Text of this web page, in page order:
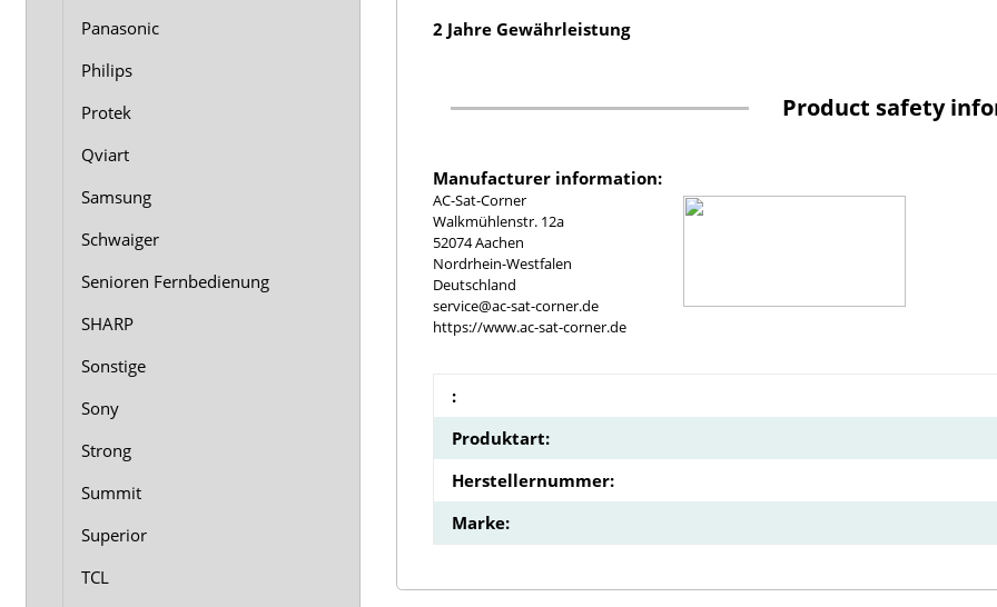
2 Jahre Gewährleistung
Product safety
Manufacturer information:
AC-Sat-Corner
Walkmühlenstr. 12a
52074 Aachen
Nordrhein-Westfalen
Deutschland
service@ac-sat-corner.de
https://www.ac-sat-corner.de
:
Produktart:
Herstellernummer:
Marke:
Panasonic
Philips
Protek
Qviart
Samsung
Schwaiger
Senioren Fernbedienung
SHARP
Sonstige
Sony
Strong
Summit
Superior
TCL